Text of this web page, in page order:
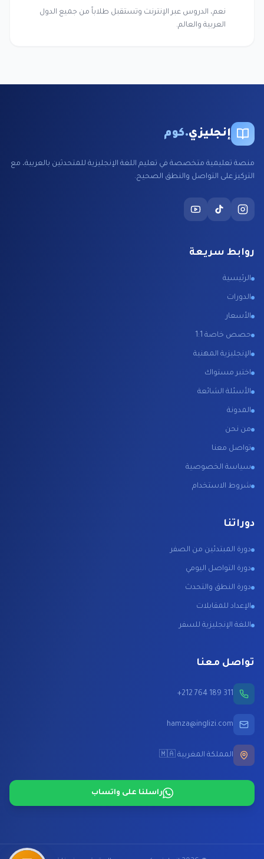
نعم، الدروس عبر الإنترنت وتستقبل طلاباً من جميع الدول
العربية والعالم.
إنجليزي.كوم
منصة تعليمية متخصصة في تعليم اللغة الإنجليزية للمتحدثين بالعربية، مع
التركيز على التواصل والنطق الصحيح.
روابط سريعة
الرئيسية
الدورات
الأسعار
حصص خاصة 1:1
الإنجليزية المهنية
اختبر مستواك
الأسئلة الشائعة
المدونة
من نحن
تواصل معنا
سياسة الخصوصية
شروط الاستخدام
دوراتنا
دورة المبتدئين من الصفر
دورة التواصل اليومي
دورة النطق والتحدث
الإعداد للمقابلات
اللغة الإنجليزية للسفر
تواصل معنا
+212 764 189 311
hamza@inglizi.com
المملكة المغربية 🇲🇦
راسلنا على واتساب